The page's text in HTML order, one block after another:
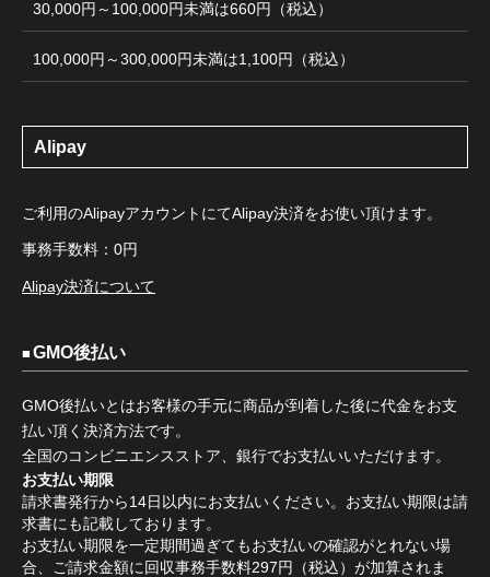
30,000円～100,000円未満は660円（税込）
100,000円～300,000円未満は1,100円（税込）
Alipay
ご利用のAlipayアカウントにてAlipay決済をお使い頂けます。
事務手数料：0円
Alipay決済について
GMO後払い
GMO後払いとはお客様の手元に商品が到着した後に代金をお支
払い頂く決済方法です。
全国のコンビニエンスストア、銀行でお支払いいただけます。
お支払い期限
請求書発行から14日以内にお支払いください。お支払い期限は請
求書にも記載しております。
お支払い期限を一定期間過ぎてもお支払いの確認がとれない場
合、ご請求金額に回収事務手数料297円（税込）が加算されま